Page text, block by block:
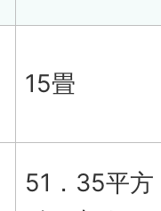
15畳
51．35平方